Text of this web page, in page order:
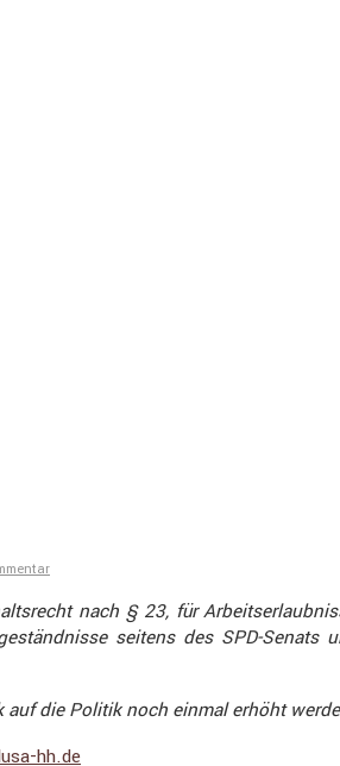
nach § 23, für
seitens des SPD-
die Politik noch einmal erhöht
hh​.de